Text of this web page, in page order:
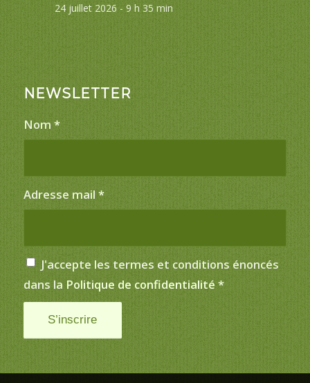
24 juillet 2026 - 9 h 35 min
NEWSLETTER
Nom *
Adresse mail *
J'accepte les termes et conditions énoncés
dans la Politique de confidentialité *